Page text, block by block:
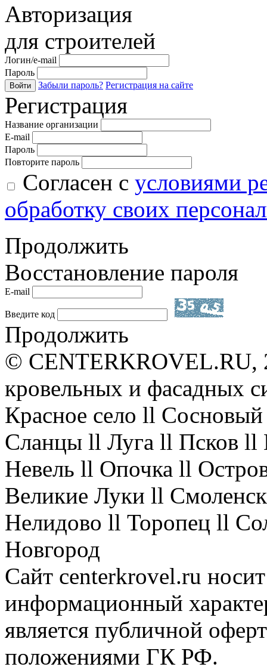
Авторизация
для строителей
Логин/e-mail
Пароль
Войти Забыли пароль? Регистрация на сайте
Регистрация
Название организации
E-mail
Пароль
Повторите пароль
Согласен с условиями
обработку своих
Продолжить
Восстановление пароля
E-mail
Введите код
Продолжить
© CENTERKROVEL.RU,
кровельных и фасадных
Красное село ll
Сланцы ll Луга ll Псков
Невель ll Опочка ll
Великие Луки ll
Нелидово ll Торопец ll
Новгород
Сайт centerkrovel.ru
информационный
является публичной
положениями ГК РФ.